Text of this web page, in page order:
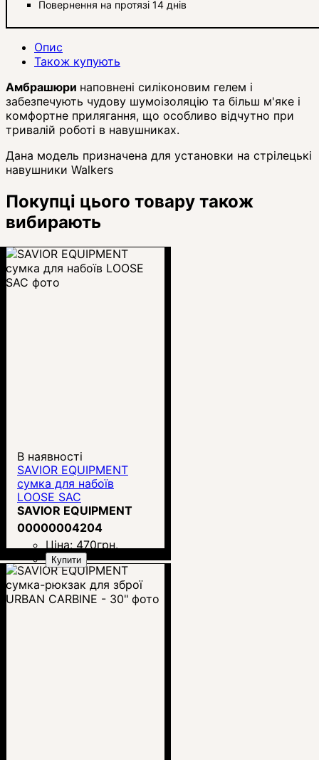
Повернення на протязі 14 днів
Опис
Також купують
Амбрашюри наповнені силіконовим гелем і
забезпечують чудову шумоізоляцію та більш м'яке і
комфортне прилягання, що особливо відчутно при
тривалій роботі в навушниках.
Дана модель призначена для установки на стрілецькі
навушники Walkers
Покупці цього товару також
вибирають
В наявності
SAVIOR EQUIPMENT
сумка для набоїв
LOOSE SAC
SAVIOR EQUIPMENT
00000004204
Ціна: 470грн.
Купити